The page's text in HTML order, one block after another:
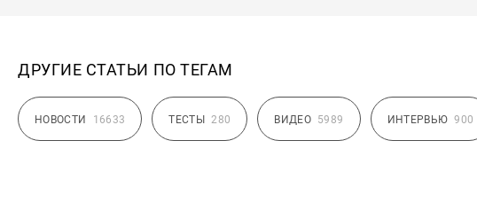
ДРУГИЕ СТАТЬИ ПО ТЕГАМ
НОВОСТИ 16633 ТЕСТЫ 280 ВИДЕО 5989 ИНТЕРВЬЮ 900